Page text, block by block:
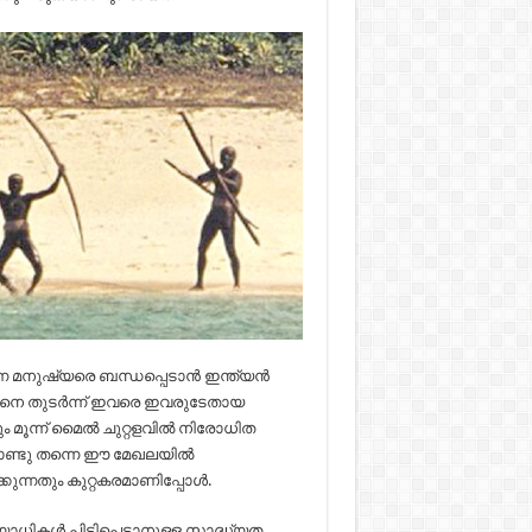
മനുഷ്യരെ ബന്ധപ്പെടാൻ ഇന്ത്യൻ
തുടർന്ന് ഇവരെ ഇവരുടേതായ
മൂന്ന് മൈൽ ചുറ്റളവിൽ നിരോധിത
തന്നെ ഈ മേഖലയിൽ
കുറ്റകരമാണിപ്പോൾ.